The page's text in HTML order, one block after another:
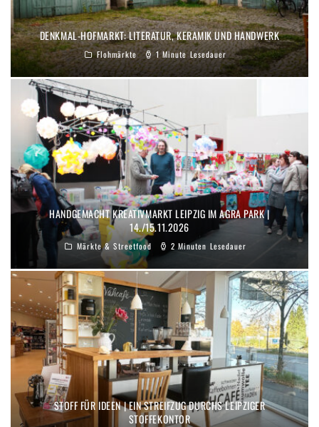
DENKMAL-HOFMARKT: LITERATUR, KERAMIK UND HANDWERK
Flohmärkte 1 Minute Lesedauer
HANDGEMACHT KREATIVMARKT LEIPZIG IM AGRA PARK |
14./15.11.2026
Märkte & Streetfood 2 Minuten Lesedauer
STOFF FÜR IDEEN | EIN STREIFZUG DURCHS LEIPZIGER
STOFFEKONTOR